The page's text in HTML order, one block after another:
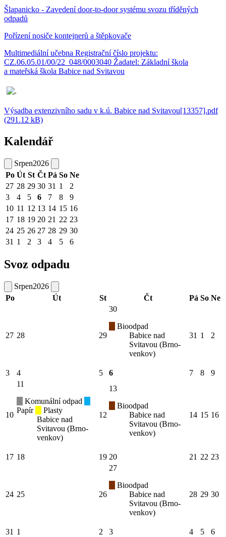
Šlapanicko - Zavedení door-to-door systému svozu tříděných
odpadů
Pořízení nosiče kontejnerů a štěpkovače
Multimediální učebna Registrační číslo projektu:
CZ.06.05.01/00/22_048/0003040 Žadatel: Základní škola
a mateřská škola Babice nad Svitavou
Výsadba extenzivního sadu v k.ú. Babice nad Svitavou[13357].pdf
(291.12 kB)
Kalendář
Srpen2026
Po Út St Čt Pá So Ne
27 28 29 30 31 1
2
3
4 5 6 7 8
9
10 11 12 13 14 15 16
17 18 19 20 21 22 23
24 25 26 27 28 29 30
31 1 2 3 4 5 6
Svoz odpadu
Srpen2026
Po
Út St Čt Pá So Ne
27 28 29
30
Bioodpad
Babice nad
Svitavou (Brno-
venkov)
31 1 2
3 4 5 6 7 8 9
10
11
Komunální odpad
Papír
Plasty
Babice nad
Svitavou (Brno-
venkov)
12
13
Bioodpad
Babice nad
Svitavou (Brno-
venkov)
14 15 16
17 18 19 20 21 22 23
24 25 26
27
Bioodpad
Babice nad
Svitavou (Brno-
venkov)
28 29 30
31 1 2 3 4 5
6